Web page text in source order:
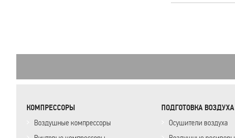
КОМПРЕССОРЫ
Воздушные компрессоры
ПОДГОТОВКА ВОЗДУХА
Осушители воздуха